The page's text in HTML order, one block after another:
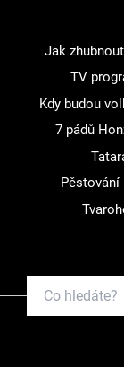
Jak zhubnout
TV
Kdy budou
7 pádů